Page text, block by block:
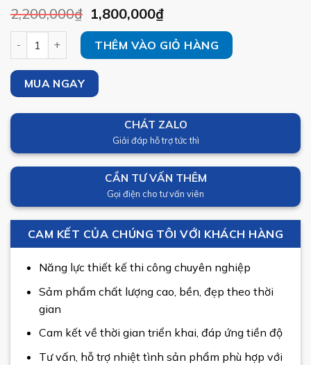
2,200,000₫ 1,800,000₫
Biển Quảng Cáo Cửa Hàng Máy Tính số lượng
THÊM VÀO GIỎ HÀNG
MUA NGAY
CHÁT ZALO
Giải đáp hỗ trợ tức thì
CẦN TƯ VẤN THÊM
Gọi điện cho tư vấn viên
CAM KẾT CỦA CHÚNG TÔI VỚI KHÁCH HÀNG
Năng lực thiết kế thi công chuyên nghiệp
Sảm phẩm chất lượng cao, bền, đẹp theo thời
gian
Cam kết về thời gian triển khai, đáp ứng tiền độ
Tư vấn, hỗ trợ nhiệt tình sản phẩm phù hợp với